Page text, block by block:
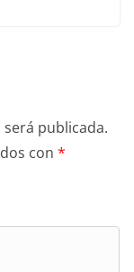
publicada.
con *